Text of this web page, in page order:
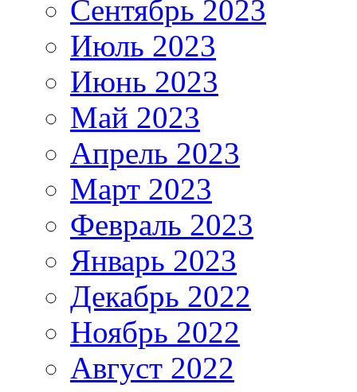
Сентябрь 2023
Июль 2023
Июнь 2023
Май 2023
Апрель 2023
Март 2023
Февраль 2023
Январь 2023
Декабрь 2022
Ноябрь 2022
Август 2022